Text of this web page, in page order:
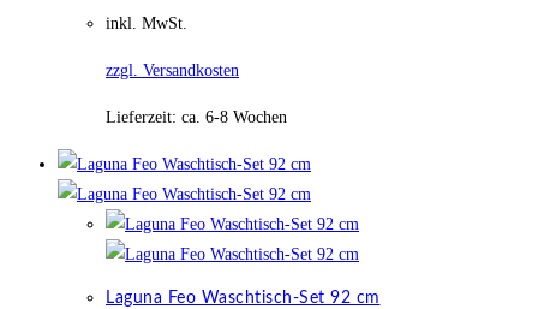
inkl. MwSt.
zzgl. Versandkosten
Lieferzeit: ca. 6-8 Wochen
Laguna Feo Waschtisch-Set 92 cm